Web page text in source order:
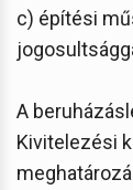
c) építési
A
Kivitelezési